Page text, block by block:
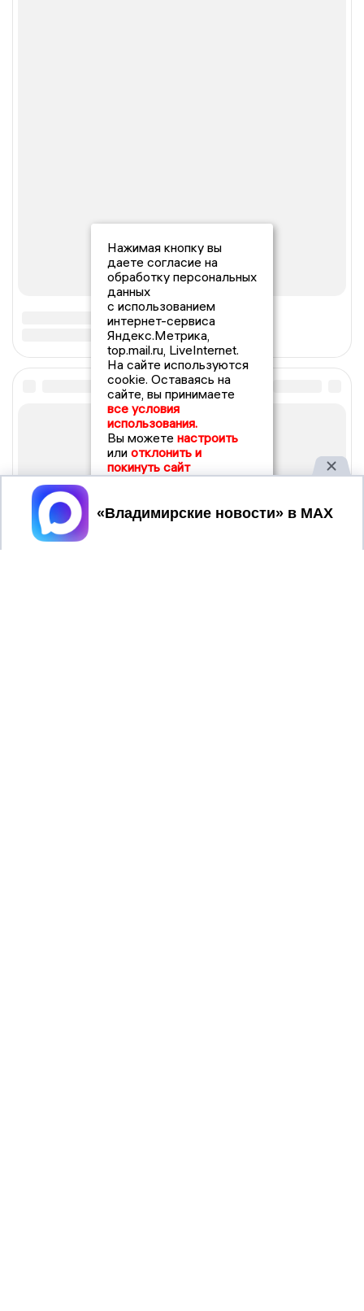
Нажимая кнопку вы
даете согласие на
обработку персональных
данных
с использованием
интернет-сервиса
Яндекс.Метрика,
top.mail.ru, LiveInternet.
На сайте используются
cookie. Оставаясь на
сайте, вы принимаете
все условия
использования.
Вы можете настроить
или отклонить и
покинуть сайт
Принять